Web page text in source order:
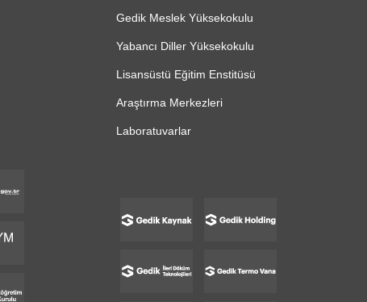
Gedik Meslek Yüksekokulu
Yabancı Diller Yüksekokulu
Lisansüstü Eğitim Enstitüsü
Araştırma Merkezleri
Laboratuvarlar